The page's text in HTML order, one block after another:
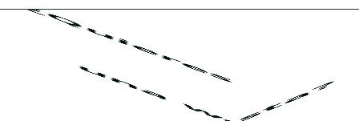
¿Quieres
una web